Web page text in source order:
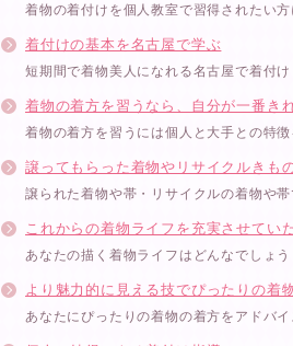
着物の着付けを個人教室で習得されたい
着付けの基本を名古屋で学ぶ
短期間で着物美人になれる名古屋で着付け
着物の着方を習うなら、自分が一番き
着物の着方を習うには個人と大手との特
譲ってもらった着物やリサイクルきも
譲られた着物や帯・リサイクルの着物や
これからの着物ライフを充実させてい
あなたの描く着物ライフはどんなでしょ
より魅力的に見える技でぴったりの着
あなたにぴったりの着物の着方をアドバ